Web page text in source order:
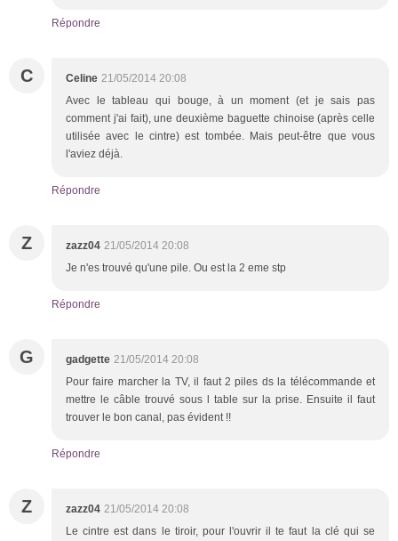
Répondre
C Celine 21/05/2014 20:08
Avec le tableau qui bouge, à un moment (et je sais pas
comment j'ai fait), une deuxième baguette chinoise (après celle
utilisée avec le cintre) est tombée. Mais peut-être que vous
l'aviez déjà.
Répondre
Z zazz04 21/05/2014 20:08
Je n'es trouvé qu'une pile. Ou est la 2 eme stp
Répondre
G gadgette 21/05/2014 20:08
Pour faire marcher la TV, il faut 2 piles ds la télécommande et
mettre le câble trouvé sous l table sur la prise. Ensuite il faut
trouver le bon canal, pas évident !!
Répondre
Z zazz04 21/05/2014 20:08
Le cintre est dans le tiroir, pour l'ouvrir il te faut la clé qui se